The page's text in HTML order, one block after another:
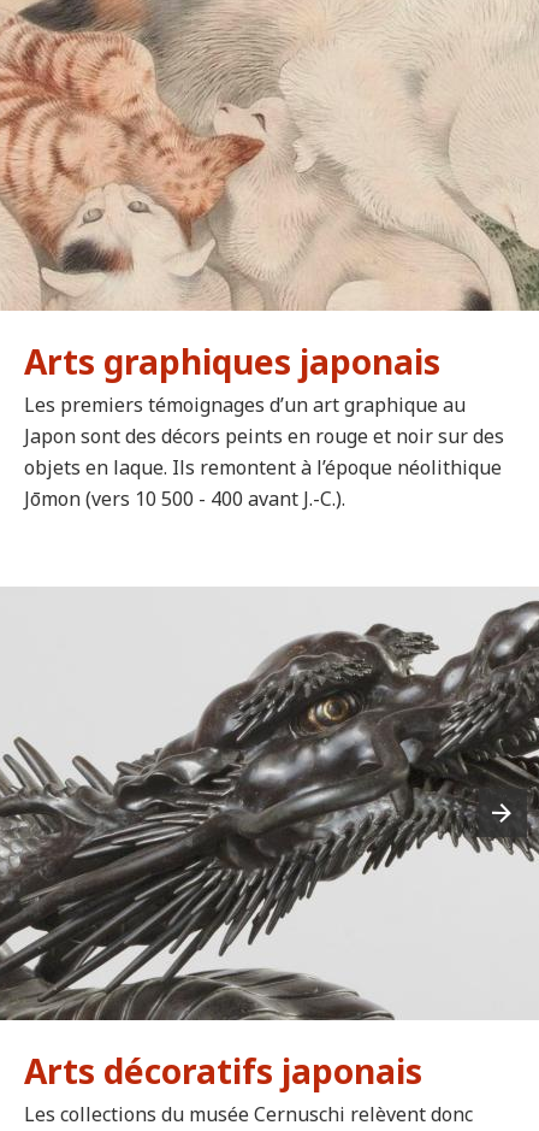
Arts graphiques japonais
Les premiers témoignages d’un art graphique au
Japon sont des décors peints en rouge et noir sur des
objets en laque. Ils remontent à l’époque néolithique
Jōmon (vers 10 500 - 400 avant J.-C.).
Afficher
le
carousel
Bois et laques
Arts décoratifs japonais
Les collections du musée Cernuschi relèvent donc